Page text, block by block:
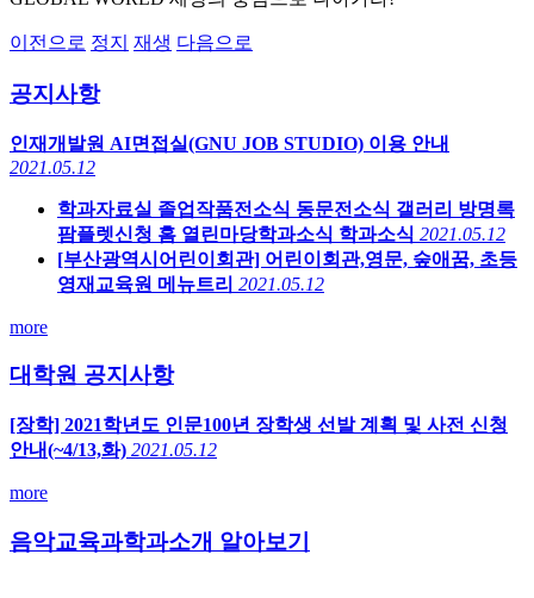
이전으로 정지 재생 다음으로
공지사항
인재개발원 AI면접실(GNU JOB STUDIO) 이용 안내
2021.05.12
학과자료실 졸업작품전소식 동문전소식 갤러리 방명록
팜플렛신청 홈 열린마당학과소식 학과소식 2021.05.12
[부산광역시어린이회관] 어린이회관,영문, 숲애꿈, 초등
영재교육원 메뉴트리 2021.05.12
more
대학원 공지사항
[장학] 2021학년도 인문100년 장학생 선발 계획 및 사전 신청
안내(~4/13,화) 2021.05.12
more
음악교육과학과소개 알아보기